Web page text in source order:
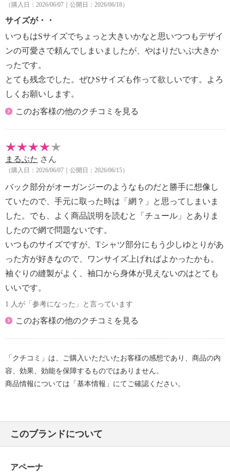
（購入日：2026/06/07｜公開日：2026/06/18）
サイズが・・
いつもはSサイズでちょっと大きいかなと思いつつもデザイ
ンの可愛さで頼んでしまいましたが、やはりだいぶ大きか
ったです。
とても残念でした。ぜひSサイズも作って欲しいです。よろ
しくお願いします。
このお客様の他のクチコミを見る
まるぶた さん
（購入日：2026/06/07｜公開日：2026/06/15）
バック部分がオーガンジーのようなものだと勝手に想像し
ていたので、手元に取った時は「網？」と思ってしまいま
した。でも、よく商品説明を読むと「チュール」とありま
したので網で問題ないです。
いつものサイズですが、Tシャツ部分にもう少しゆとりがあ
った方が好きなので、ワンサイズ上げればよかったかも。
袖ぐりの縫製がよく、袖口から身体が見えないのはとても
いいです。
1 人が「参考になった」と言っています
このお客様の他のクチコミを見る
「クチコミ」は、ご購入いただいたお客様の感想であり、商品の内
容、効果、効能を保障するものではありません。
商品情報については「基本情報」にてご確認ください。
このブランドについて
アペーナ